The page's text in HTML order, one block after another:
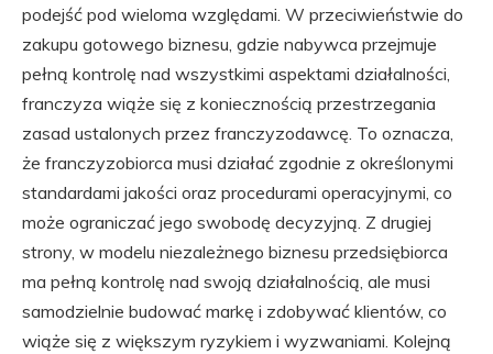
podejść pod wieloma względami. W przeciwieństwie do
zakupu gotowego biznesu, gdzie nabywca przejmuje
pełną kontrolę nad wszystkimi aspektami działalności,
franczyza wiąże się z koniecznością przestrzegania
zasad ustalonych przez franczyzodawcę. To oznacza,
że franczyzobiorca musi działać zgodnie z określonymi
standardami jakości oraz procedurami operacyjnymi, co
może ograniczać jego swobodę decyzyjną. Z drugiej
strony, w modelu niezależnego biznesu przedsiębiorca
ma pełną kontrolę nad swoją działalnością, ale musi
samodzielnie budować markę i zdobywać klientów, co
wiąże się z większym ryzykiem i wyzwaniami. Kolejną